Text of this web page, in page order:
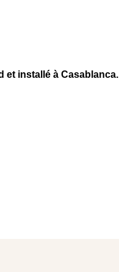
et installé à Casablanca.